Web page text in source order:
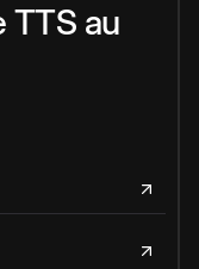
TTS au